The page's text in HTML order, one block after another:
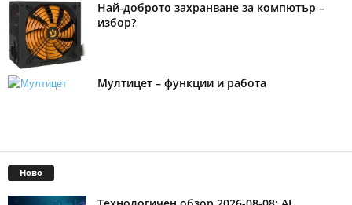
Най-доброто захранване за компютър –
избор?
Мултицет – функции и работа
Ново